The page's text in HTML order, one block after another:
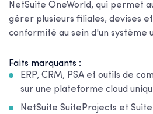
NetSuite OneWorld, qui permet
gérer plusieurs filiales, devises
conformité au sein d'un système
Faits marquants :
ERP, CRM, PSA et outils de
sur une plateforme cloud
NetSuite SuiteProjects et